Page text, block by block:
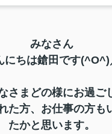
みなさん
にちは鎗田です(^O^)
さまどの様にお過ご
た方、お仕事の方も
たかと思います。